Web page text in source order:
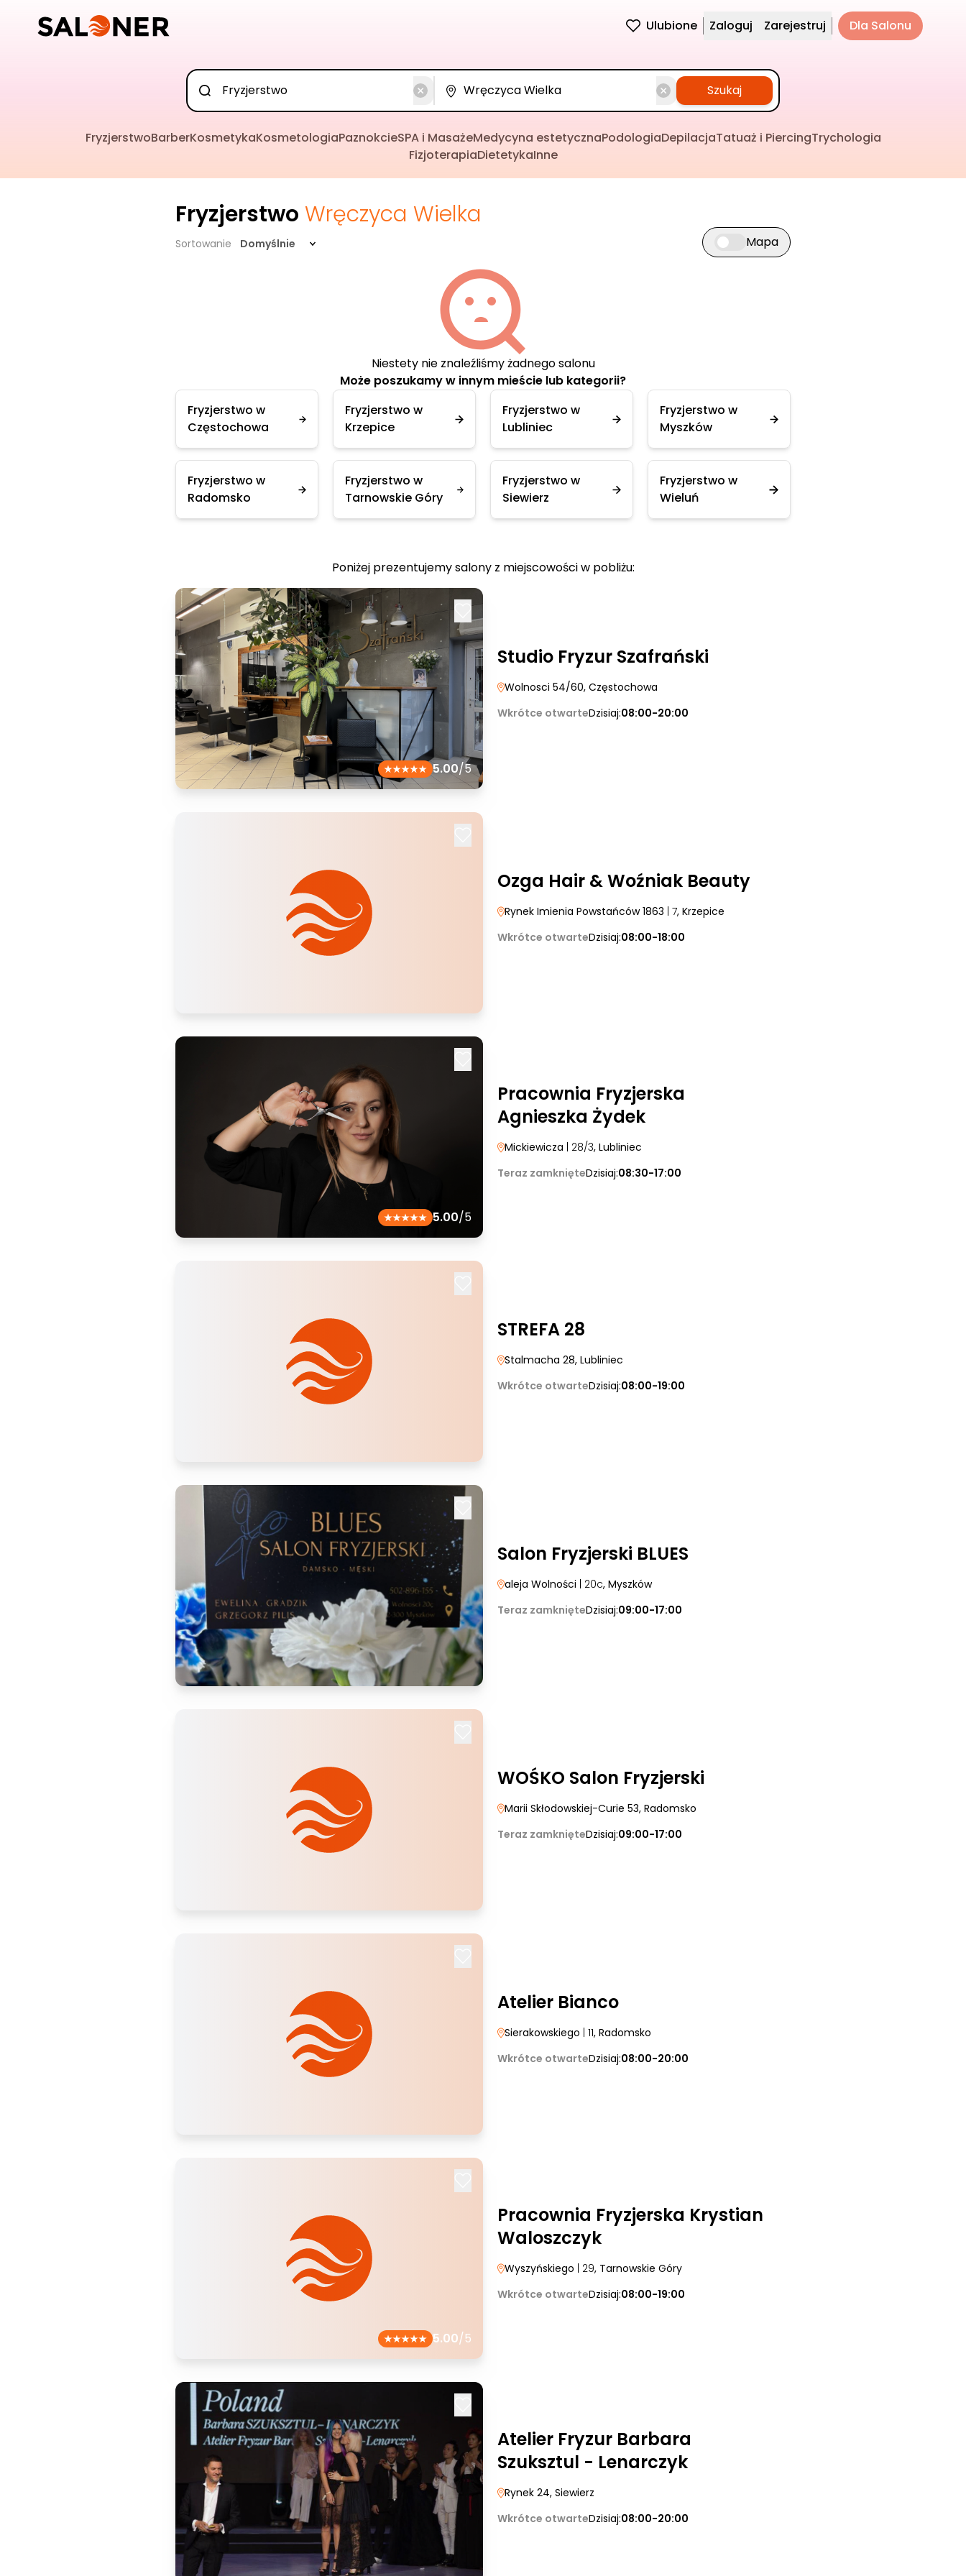
Ulubione Zaloguj Zarejestruj Dla Salonu
Szukaj
FryzjerstwoBarberKosmetykaKosmetologiaPaznokcieSPA i MasażeMedycyna estetycznaPodologiaDepilacjaTatuaż i PiercingTrychologia
FizjoterapiaDietetykaInne
Fryzjerstwo Wręczyca Wielka
Sortowanie Domyślnie Przełącz widok mapy
Mapa
Niestety nie znaleźliśmy żadnego salonu
Może poszukamy w innym mieście lub kategorii?
Fryzjerstwo w
Częstochowa
Fryzjerstwo w
Krzepice
Fryzjerstwo w
Lubliniec
Fryzjerstwo w
Myszków
Fryzjerstwo w
Radomsko
Fryzjerstwo w
Tarnowskie Góry
Fryzjerstwo w
Siewierz
Fryzjerstwo w
Wieluń
Poniżej prezentujemy salony z miejscowości w pobliżu:
5.00/5
Studio Fryzur Szafrański
Wolnosci 54/60, Częstochowa
Wkrótce otwarteDzisiaj:08:00-20:00
Ozga Hair & Woźniak Beauty
Rynek Imienia Powstańców 1863 | 7, Krzepice
Wkrótce otwarteDzisiaj:08:00-18:00
5.00/5
Pracownia Fryzjerska
Agnieszka Żydek
Mickiewicza | 28/3, Lubliniec
Teraz zamknięteDzisiaj:08:30-17:00
STREFA 28
Stalmacha 28, Lubliniec
Wkrótce otwarteDzisiaj:08:00-19:00
Salon Fryzjerski BLUES
aleja Wolności | 20c, Myszków
Teraz zamknięteDzisiaj:09:00-17:00
WOŚKO Salon Fryzjerski
Marii Skłodowskiej-Curie 53, Radomsko
Teraz zamknięteDzisiaj:09:00-17:00
Atelier Bianco
Sierakowskiego | 11, Radomsko
Wkrótce otwarteDzisiaj:08:00-20:00
5.00/5
Pracownia Fryzjerska Krystian
Waloszczyk
Wyszyńskiego | 29, Tarnowskie Góry
Wkrótce otwarteDzisiaj:08:00-19:00
Atelier Fryzur Barbara
Szuksztul - Lenarczyk
Rynek 24, Siewierz
Wkrótce otwarteDzisiaj:08:00-20:00